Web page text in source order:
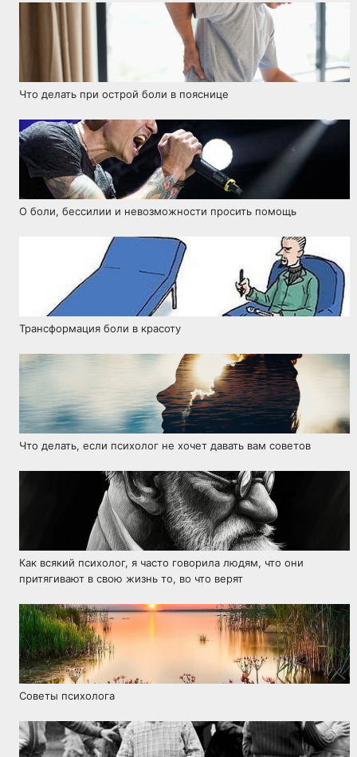
Что делать при острой боли в пояснице
О боли, бессилии и невозможности просить помощь
Трансформация боли в красоту
Что делать, если психолог не хочет давать вам советов
Как всякий психолог, я часто говорила людям, что они
притягивают в свою жизнь то, во что верят
Советы психолога